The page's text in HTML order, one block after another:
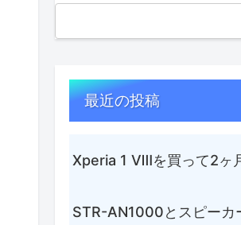
最近の投稿
Xperia 1 Ⅷを買って2ヶ
STR-AN1000とスピーカ